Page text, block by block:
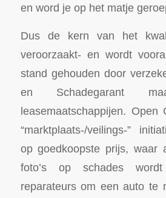
en word je op het matje
Dus de kern van het
veroorzaakt- en wordt
stand gehouden door
en Schadegarant
leasemaatschappijen. Open
“marktplaats-/veilings-”
op goedkoopste prijs, waar
foto’s op schades
reparateurs om een auto te